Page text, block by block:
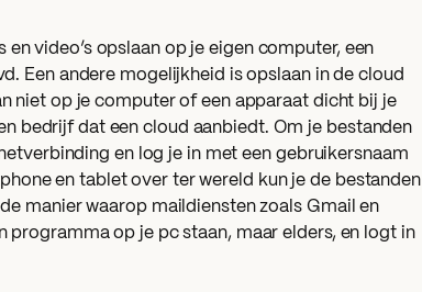
video’s opslaan op je eigen computer, een
Een andere mogelijkheid is opslaan in de cloud
niet op je computer of een apparaat dicht bij je
bedrijf dat een cloud aanbiedt. Om je bestanden
en log je in met een gebruikersnaam
en tablet over ter wereld kun je de bestanden
manier waarop maildiensten zoals Gmail en
programma op je pc staan, maar elders, en logt in